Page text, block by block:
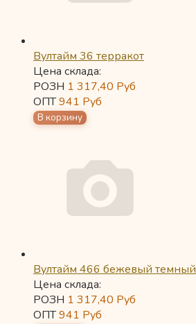
Вултайм 36 терракот
Цена склада:
РОЗН 1 317,40 Руб
ОПТ941 Руб
Вултайм 466 бежевый темный
Цена склада:
РОЗН 1 317,40 Руб
ОПТ941 Руб